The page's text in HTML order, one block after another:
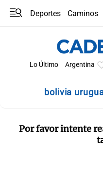
Deportes Caminos
Lo Último Argentina
bolivia
Por favor intente